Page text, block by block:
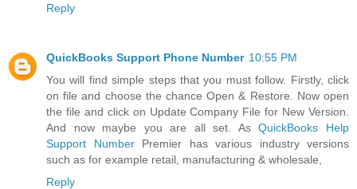
Reply
QuickBooks Support Phone Number 10:55 PM
You will find simple steps that you must follow. Firstly, click
on file and choose the chance Open & Restore. Now open
the file and click on Update Company File for New Version.
And now maybe you are all set. AsQuickBooks Help
Support NumberPremier has various industry versions
such as for example retail, manufacturing & wholesale,
Reply